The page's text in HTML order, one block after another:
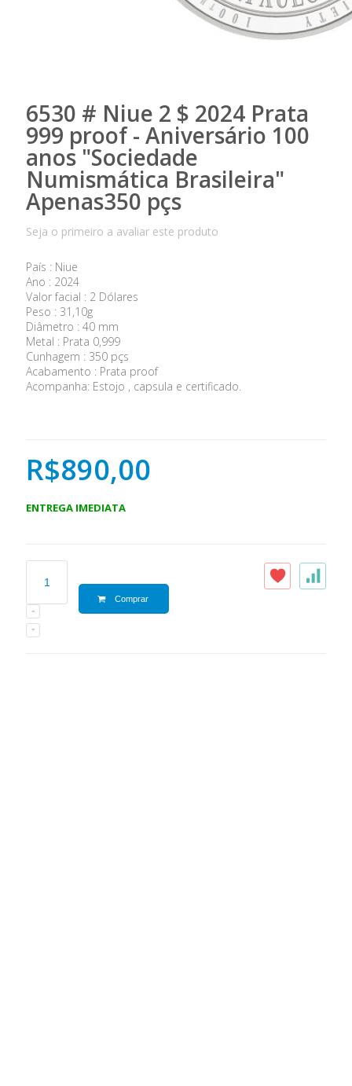
6530 # Niue 2 $ 2024 Prata
999 proof - Aniversário 100
anos "Sociedade
Numismática Brasileira"
Apenas350 pçs
Seja o primeiro a avaliar este produto
País : Niue
Ano : 2024
Valor facial : 2 Dólares
Peso : 31,10g
Diâmetro : 40 mm
Metal : Prata 0,999
Cunhagem : 350 pçs
Acabamento : Prata proof
Acompanha: Estojo , capsula e certificado.
R$890,00
ENTREGA IMEDIATA
Comprar